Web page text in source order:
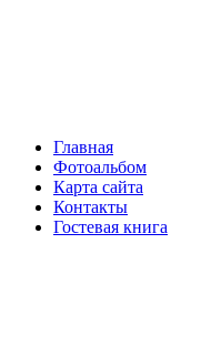
Главная
Фотоальбом
Карта сайта
Контакты
Гостевая книга